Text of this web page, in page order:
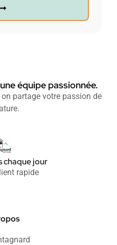
équipe passionnée.
partage votre passion de
chaque jour
rapide